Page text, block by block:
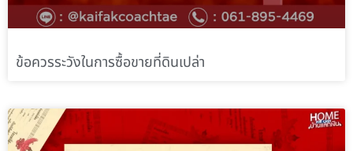
ข้อควรระวังในการซื้อขายที่ดินเปล่า